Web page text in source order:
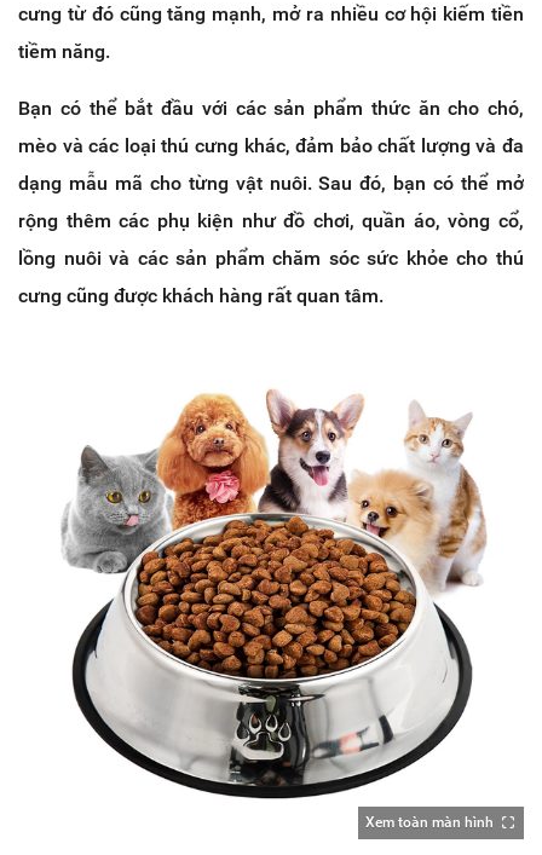
cưng từ đó cũng tăng mạnh, mở ra nhiều cơ hội kiếm tiền
tiềm năng.
Bạn có thể bắt đầu với các sản phẩm thức ăn cho chó,
mèo và các loại thú cưng khác, đảm bảo chất lượng và đa
dạng mẫu mã cho từng vật nuôi. Sau đó, bạn có thể mở
rộng thêm các phụ kiện như đồ chơi, quần áo, vòng cổ,
lồng nuôi và các sản phẩm chăm sóc sức khỏe cho thú
cưng cũng được khách hàng rất quan tâm.
Xem toàn màn hình